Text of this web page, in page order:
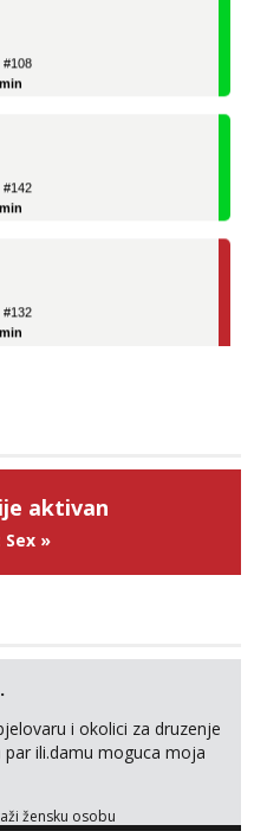
se oslobodi
aktivan
Sex »
i okolici za druzenje
par ili.damu moguca moja
žensku osobu